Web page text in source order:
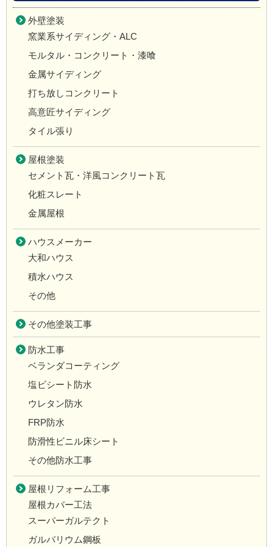
外壁塗装
窯業系サイディング・ALC
モルタル・コンクリート・漆喰
金属サイディング
打ち放しコンクリート
高意匠サイディング
タイル張り
屋根塗装
セメント瓦・洋風コンクリート瓦
化粧スレート
金属屋根
ハウスメーカー
大和ハウス
積水ハウス
その他
その他塗装工事
防水工事
ベランダコーティング
塩ビシート防水
ウレタン防水
FRP防水
防滑性ビニル床シート
その他防水工事
屋根リフォーム工事
屋根カバー工法
スーパーガルテクト
ガルバリウム鋼板